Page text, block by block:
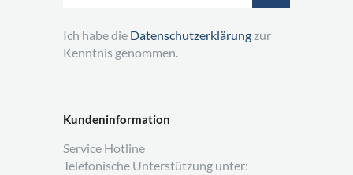
Kundeninformation
Service Hotline
Telefonische Unterstützung unter:
Ich habe die Datenschutzerklärung zur
Kenntnis genommen.